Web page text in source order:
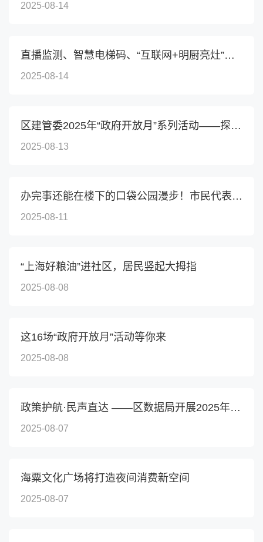
2025-08-14
直播监测、智慧电梯码、“互联网+明厨亮灶”……公众代表...
2025-08-14
区建管委2025年“政府开放月”系列活动——探索长宁河道...
2025-08-13
办完事还能在楼下的口袋公园漫步！市民代表走进长宁这里...
2025-08-11
“上海好粮油”进社区，居民竖起大拇指
2025-08-08
这16场“政府开放月”活动等你来
2025-08-08
政策护航·民声直达 ——区数据局开展2025年“政府开放月...
2025-08-07
海粟文化广场将打造夜间消费新空间
2025-08-07